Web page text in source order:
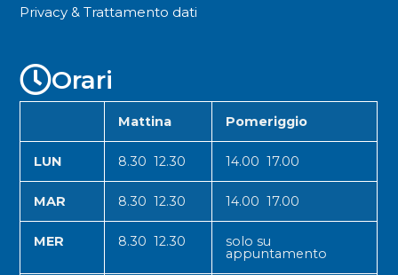
Privacy & Trattamento dati
Orari
Mattina Pomeriggio
LUN 8.30 12.30 14.00 17.00
MAR 8.30 12.30 14.00 17.00
MER 8.30 12.30 solo su
appuntamento